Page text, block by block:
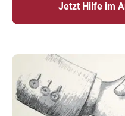
Jetzt Hilfe im